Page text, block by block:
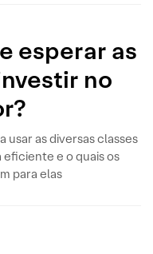
esperar as
no
usar as diversas classes
e o quais os
para elas